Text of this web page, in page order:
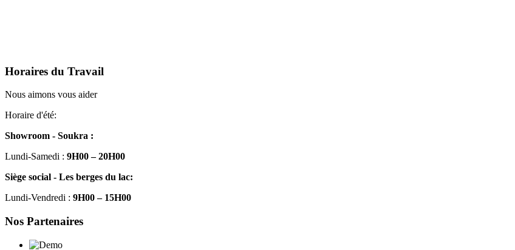
Horaires du Travail
Nous aimons vous aider
Horaire d'été:
Showroom - Soukra :
Lundi-Samedi : 9H00 – 20H00
Siège social - Les berges du lac:
Lundi-Vendredi : 9H00 – 15H00
Nos Partenaires